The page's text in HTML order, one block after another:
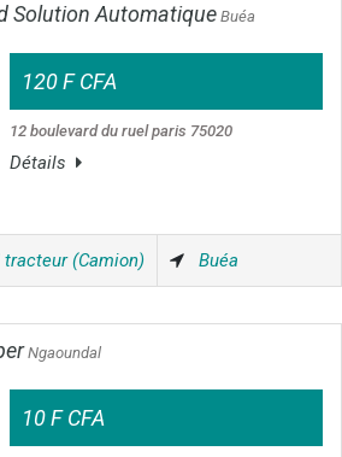
Solution AutomatiqueBuéa
120 F CFA
12 boulevard du ruel paris 75020
Détails
(Camion) Buéa
Ngaoundal
10 F CFA